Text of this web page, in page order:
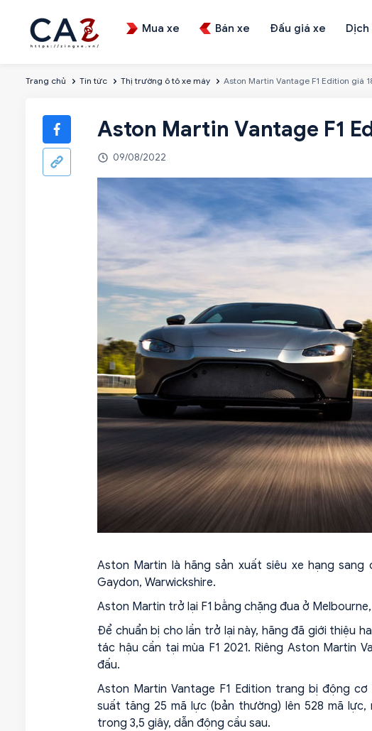
Mua xe Bán xe Đấu giá xe Dịch
Trang chủ Tin tức Thị trường ô tô xe máy Aston Martin Vantage F1 Edition giá
Aston Martin Vantage F1
09/08/2022
Aston Martin là hãng sản xuất siêu xe hạng
Gaydon, Warwickshire.
Aston Martin trở lại F1 bằng chặng đua ở
Để chuẩn bị cho lần trở lại này, hãng đã giới thiệu
tác hậu cần tại mùa F1 2021. Riêng Aston Martin
đấu.
Aston Martin Vantage F1 Edition trang bị động
suất tăng 25 mã lực (bản thường) lên 528 mã
trong 3,5 giây, dẫn động cầu sau.